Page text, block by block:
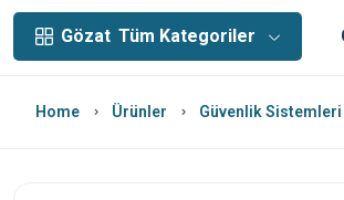
Gözat Tüm Kategoriler
Home Ürünler Güvenlik Sistemleri